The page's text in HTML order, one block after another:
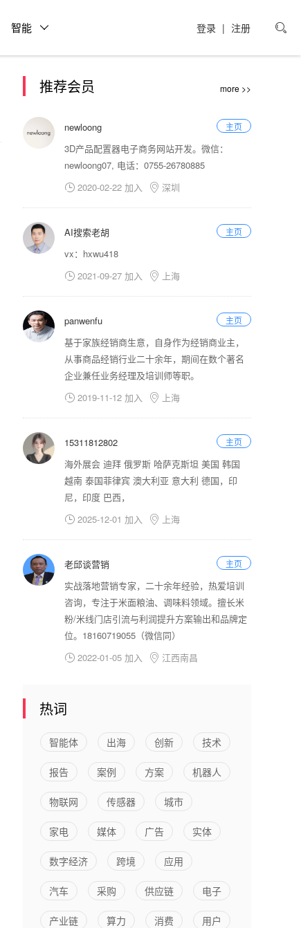

登录 | 注册
智能
推荐会员 more >>
主页
newloong
3D产品配置器电子商务网站开发。微信：
newloong07, 电话：0755-26780885
 2020-02-22 加入  深圳
主页
AI搜索老胡
vx：hxwu418
 2021-09-27 加入  上海
主页
panwenfu
基于家族经销商生意，自身作为经销商业主，
从事商品经销行业二十余年，期间在数个著名
企业兼任业务经理及培训师等职。
 2019-11-12 加入  上海
主页
15311812802
海外展会 迪拜 俄罗斯 哈萨克斯坦 美国 韩国
越南 泰国菲律宾 澳大利亚 意大利 德国，印
尼，印度 巴西，
 2025-12-01 加入  上海
主页
老邱谈营销
实战落地营销专家，二十余年经验，热爱培训
咨询，专注于米面粮油、调味料领域。擅长米
粉/米线门店引流与利润提升方案输出和品牌定
位。18160719055（微信同）
 2022-01-05 加入  江西南昌
热词
智能体 出海 创新 技术
报告 案例 方案 机器人
物联网 传感器 城市
家电 媒体 广告 实体
数字经济 跨境 应用
汽车 采购 供应链 电子
产业链 算力 消费 用户